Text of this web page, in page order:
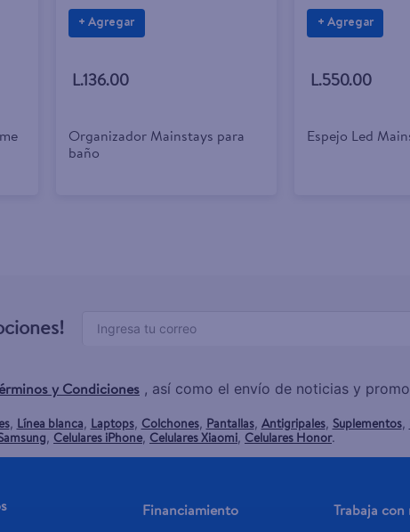
+ Agregar
L.136.00
Organizador Mainstays para
baño
+ Agregar
L.550.00
Espejo Led
y Condiciones , así como el envío de noticias y
, Línea blanca, Laptops, Colchones, Pantallas, Antigripales, Suplementos,
, Celulares iPhone, Celulares Xiaomi, Celulares Honor.
Financiamiento Trabaja